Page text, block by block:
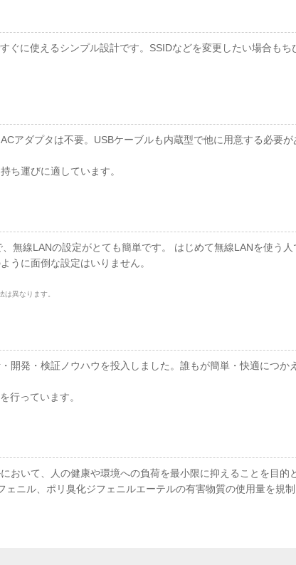
ぐに使えるシンプル設計です。SSIDなどを変更したい場合もち
アダプタは不要。USBケーブルも内蔵型で他に用意する必要が
ち運びに適しています。
無線LANの設定がとても簡単です。 はじめて無線LANを使う人
うに面倒な設定はいりません。
異なります。
開発・検証ノウハウを投入しました。誰もが簡単・快適につか
行っています。
おいて、人の健康や環境への負荷を最小限に抑えることを目的
ニル、ポリ臭化ジフェニルエーテルの有害物質の使用量を規